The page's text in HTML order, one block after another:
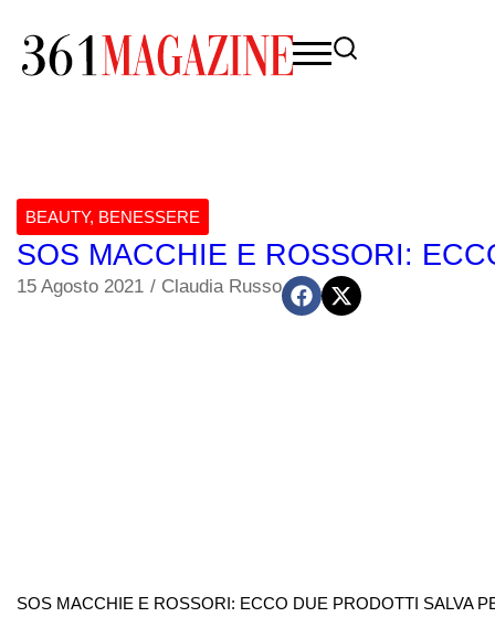
BEAUTY, BENESSERE
SOS MACCHIE E ROSSORI:
15 Agosto 2021 / Claudia Russo
SOS MACCHIE E ROSSORI: ECCO DUE PRODOTTI SALVA